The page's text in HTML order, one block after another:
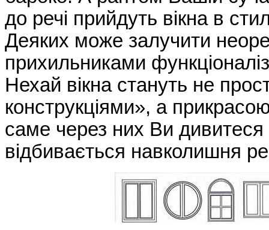
до речі прийдуть вікна в
Деяких може залучити
прихильниками
Нехай вікна стануть не
конструкціями», а
саме через них Ви дивитеся
відбивається навколишня